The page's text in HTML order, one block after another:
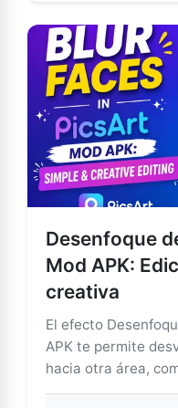
Desenfoque
Mod APK:
creativa
El efecto
APK te permite
hacia otra área,